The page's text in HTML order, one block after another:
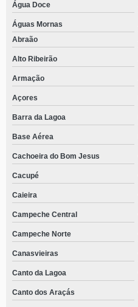
Água Doce
Águas Mornas
Abraão
Alto Ribeirão
Armação
Açores
Barra da Lagoa
Base Aérea
Cachoeira do Bom Jesus
Cacupé
Caieira
Campeche Central
Campeche Norte
Canasvieiras
Canto da Lagoa
Canto dos Araçás